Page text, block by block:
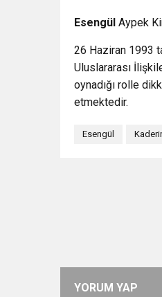
Esengül Aypek
26 Haziran 1993
Uluslararası
oynadığı rolle
etmektedir.
Esengül
YORUM YAP